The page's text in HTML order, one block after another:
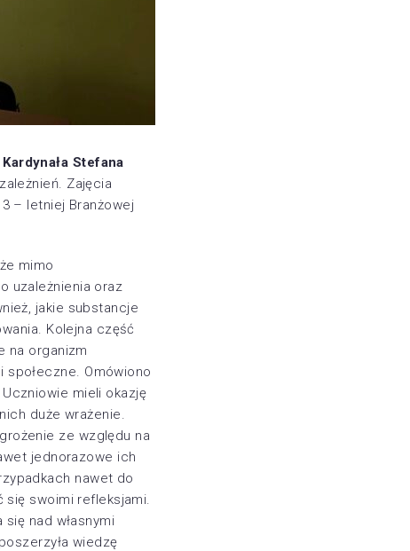
Stefana
Zajęcia
– letniej Branżowej
mimo
uzależnienia oraz
jakie substancje
Kolejna część
na organizm
Omówiono
mieli okazję
duże wrażenie.
ze względu na
jednorazowe ich
nawet do
się swoimi refleksjami.
nad własnymi
wiedzę